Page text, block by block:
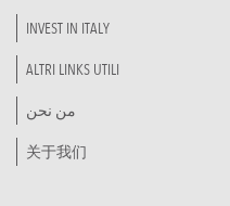
INVEST IN ITALY
ALTRI LINKS UTILI
من نحن
关于我们